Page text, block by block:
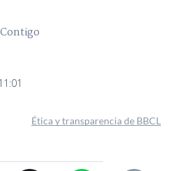
Ética y transparencia de BBCL